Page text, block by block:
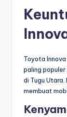
Toyota
paling
di Tugu
membuat